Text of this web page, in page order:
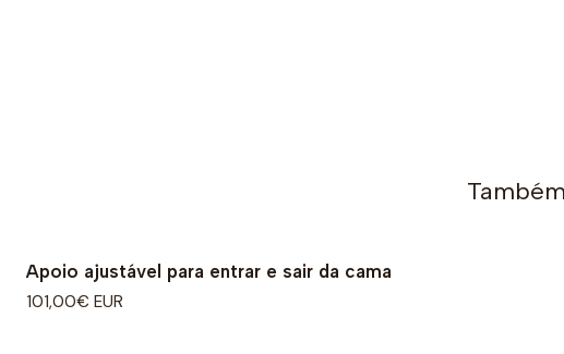
Apoio ajustável para entrar e sair da cama
101,00€ EUR